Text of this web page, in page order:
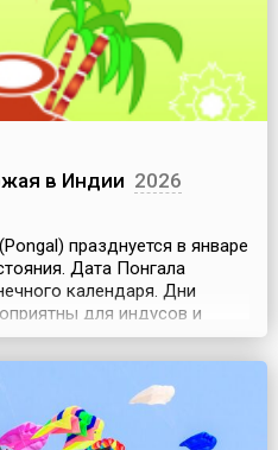
в Индии 2026
празднуется в январе
Дата Понгала
календаря. Дни
для индусов и
в период с 14 по 16
шестимесячное
переходя в созвездие
и празднуется в Южной